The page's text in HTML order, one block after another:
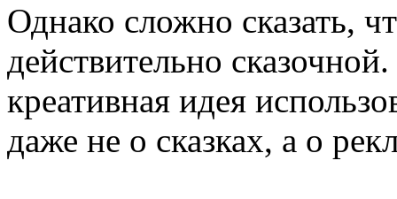
Однако сложно сказать,
действительно
креативная идея
даже не о сказках, а о